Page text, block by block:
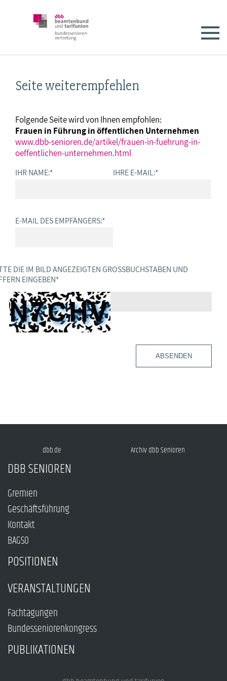
Seite weiterempfehlen
Folgende Seite wird von Ihnen empfohlen:
Frauen in Führung in öffentlichen Unternehmen
www.dbb-senioren.de/artikel/frauen-in-fuehrung-in-
oeffentlichen-unternehmen.html
IHR NAME:* IHRE E-MAIL:*
E-MAIL DES EMPFÄNGERS:*
DIE IM BILD ANGEZEIGTEN GROSSBUCHSTABEN UND Z
EINGEBEN *
ABSENDEN
dbb.de Archiv dbb Senioren
DBB SENIOREN
Gremien
Geschäftsführung
Kontakt
BAGSO
POSITIONEN
VERANSTALTUNGEN
Fachtagungen
Bundesseniorenkongress
PUBLIKATIONEN